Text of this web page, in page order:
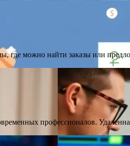
где можно найти заказы или
профессионалов.